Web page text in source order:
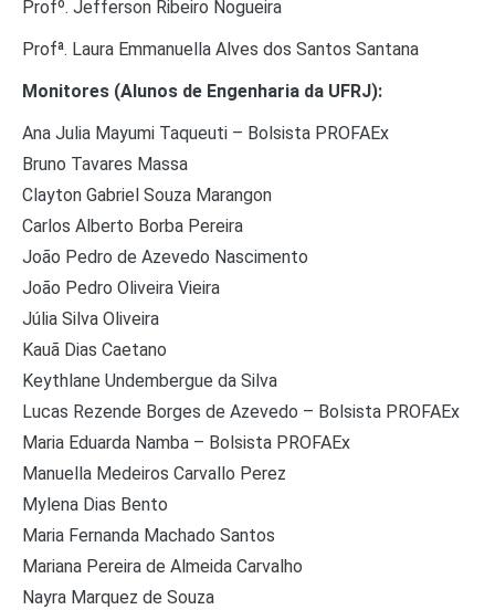
Profº. Jefferson Ribeiro Nogueira
Profª. Laura Emmanuella Alves dos Santos Santana
Monitores (Alunos de Engenharia da UFRJ):
Ana Julia Mayumi Taqueuti – Bolsista PROFAEx
Bruno Tavares Massa
Clayton Gabriel Souza Marangon
Carlos Alberto Borba Pereira
João Pedro de Azevedo Nascimento
João Pedro Oliveira Vieira
Júlia Silva Oliveira
Kauã Dias Caetano
Keythlane Undembergue da Silva
Lucas Rezende Borges de Azevedo – Bolsista PROFAEx
Maria Eduarda Namba – Bolsista PROFAEx
Manuella Medeiros Carvallo Perez
Mylena Dias Bento
Maria Fernanda Machado Santos
Mariana Pereira de Almeida Carvalho
Nayra Marquez de Souza